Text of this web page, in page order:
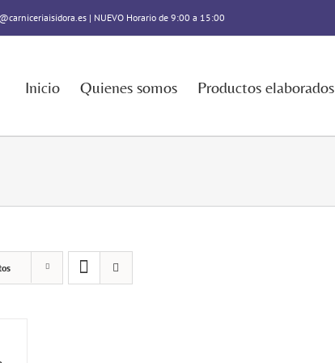
| NUEVO Horario de 9:00 a 15:00
Inicio Quienes somos Productos elaborados